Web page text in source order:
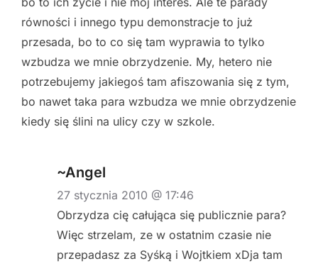
równości i innego typu demonstracje to już
przesada, bo to co się tam wyprawia to tylko
wzbudza we mnie obrzydzenie. My, hetero nie
potrzebujemy jakiegoś tam afiszowania się z tym,
bo nawet taka para wzbudza we mnie obrzydzenie
kiedy się ślini na ulicy czy w szkole.
~Angel
27 stycznia 2010 @ 17:46
Obrzydza cię całująca się publicznie para?
Więc strzelam, ze w ostatnim czasie nie
przepadasz za Syśką i Wojtkiem xDja tam